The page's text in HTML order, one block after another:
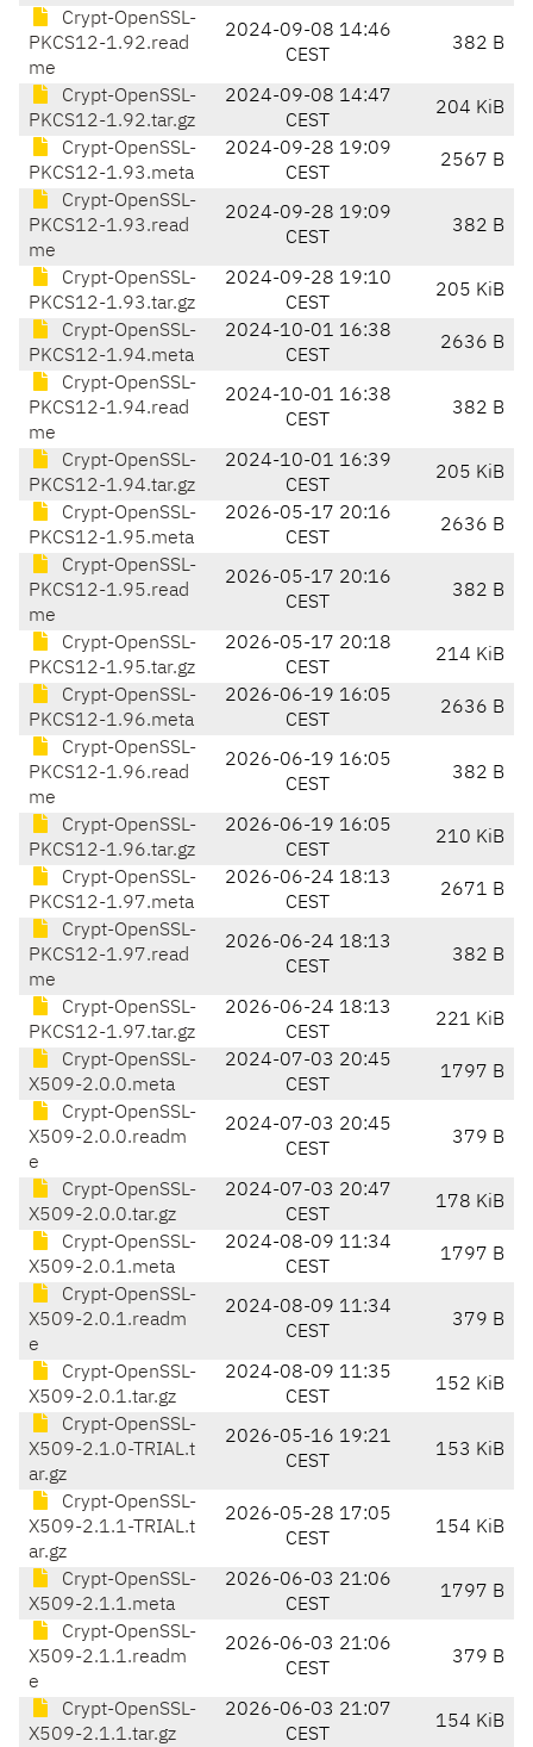
Crypt-OpenSSL-
PKCS12-1.92.read
me
2024-09-08 14:46
CEST
382 B
Crypt-OpenSSL-
PKCS12-1.92.tar.gz
2024-09-08 14:47
CEST
204 KiB
Crypt-OpenSSL-
PKCS12-1.93.meta
2024-09-28 19:09
CEST
2567 B
Crypt-OpenSSL-
PKCS12-1.93.read
me
2024-09-28 19:09
CEST
382 B
Crypt-OpenSSL-
PKCS12-1.93.tar.gz
2024-09-28 19:10
CEST
205 KiB
Crypt-OpenSSL-
PKCS12-1.94.meta
2024-10-01 16:38
CEST
2636 B
Crypt-OpenSSL-
PKCS12-1.94.read
me
2024-10-01 16:38
CEST
382 B
Crypt-OpenSSL-
PKCS12-1.94.tar.gz
2024-10-01 16:39
CEST
205 KiB
Crypt-OpenSSL-
PKCS12-1.95.meta
2026-05-17 20:16
CEST
2636 B
Crypt-OpenSSL-
PKCS12-1.95.read
me
2026-05-17 20:16
CEST
382 B
Crypt-OpenSSL-
PKCS12-1.95.tar.gz
2026-05-17 20:18
CEST
214 KiB
Crypt-OpenSSL-
PKCS12-1.96.meta
2026-06-19 16:05
CEST
2636 B
Crypt-OpenSSL-
PKCS12-1.96.read
me
2026-06-19 16:05
CEST
382 B
Crypt-OpenSSL-
PKCS12-1.96.tar.gz
2026-06-19 16:05
CEST
210 KiB
Crypt-OpenSSL-
PKCS12-1.97.meta
2026-06-24 18:13
CEST
2671 B
Crypt-OpenSSL-
PKCS12-1.97.read
me
2026-06-24 18:13
CEST
382 B
Crypt-OpenSSL-
PKCS12-1.97.tar.gz
2026-06-24 18:13
CEST
221 KiB
Crypt-OpenSSL-
X509-2.0.0.meta
2024-07-03 20:45
CEST
1797 B
Crypt-OpenSSL-
X509-2.0.0.readm
e
2024-07-03 20:45
CEST
379 B
Crypt-OpenSSL-
X509-2.0.0.tar.gz
2024-07-03 20:47
CEST
178 KiB
Crypt-OpenSSL-
X509-2.0.1.meta
2024-08-09 11:34
CEST
1797 B
Crypt-OpenSSL-
X509-2.0.1.readm
e
2024-08-09 11:34
CEST
379 B
Crypt-OpenSSL-
X509-2.0.1.tar.gz
2024-08-09 11:35
CEST
152 KiB
Crypt-OpenSSL-
X509-2.1.0-TRIAL.t
ar.gz
2026-05-16 19:21
CEST
153 KiB
Crypt-OpenSSL-
X509-2.1.1-TRIAL.t
ar.gz
2026-05-28 17:05
CEST
154 KiB
Crypt-OpenSSL-
X509-2.1.1.meta
2026-06-03 21:06
CEST
1797 B
Crypt-OpenSSL-
X509-2.1.1.readm
e
2026-06-03 21:06
CEST
379 B
Crypt-OpenSSL-
X509-2.1.1.tar.gz
2026-06-03 21:07
CEST
154 KiB